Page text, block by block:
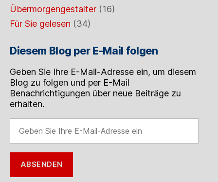
Übermorgengestalter (16)
Für Sie gelesen (34)
Diesem Blog per E-Mail folgen
Geben Sie Ihre E-Mail-Adresse ein, um diesem
Blog zu folgen und per E-Mail
Benachrichtigungen über neue Beiträge zu
erhalten.
Sie
Ihre
E-
Mail-
Adresse
ABSENDEN